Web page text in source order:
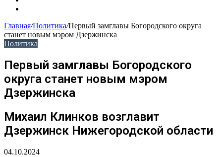
Главная/Политика/Первый замглавы Богородского округа
станет новым мэром Дзержинска
Политика
Первый замглавы Богородского
округа станет новым мэром
Дзержинска
Михаил Клинков возглавит
Дзержинск Нижегородской области
04.10.2024